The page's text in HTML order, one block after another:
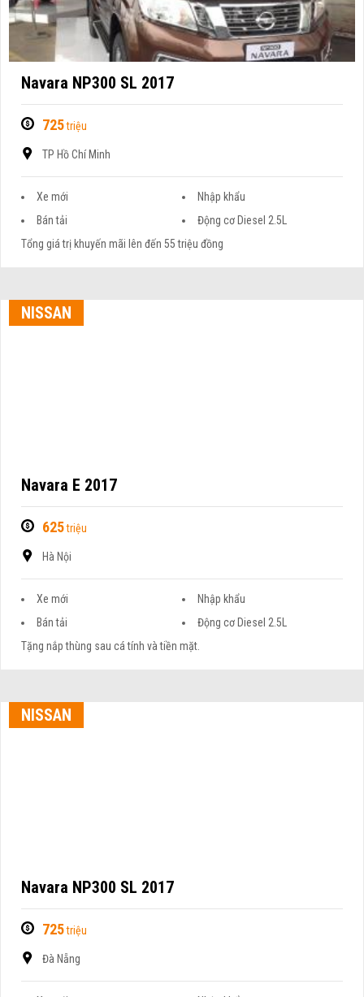
Navara NP300 SL 2017
725triệu
TP Hồ Chí Minh
Xe mới
Nhập khẩu
Bán tải
Động cơ Diesel 2.5L
Tổng giá trị khuyến mãi lên đến 55 triệu đồng
NISSAN
Navara E 2017
625triệu
Hà Nội
Xe mới
Nhập khẩu
Bán tải
Động cơ Diesel 2.5L
Tặng nắp thùng sau cá tính và tiền mặt.
NISSAN
Navara NP300 SL 2017
725triệu
Đà Nẵng